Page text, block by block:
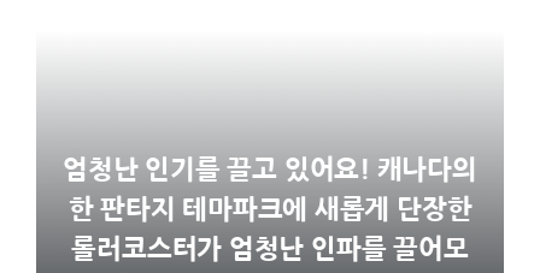
엄청난 인기를 끌고 있어요! 캐나다의
한 판타지 테마파크에 새롭게 단장한
롤러코스터가 엄청난 인파를 끌어모